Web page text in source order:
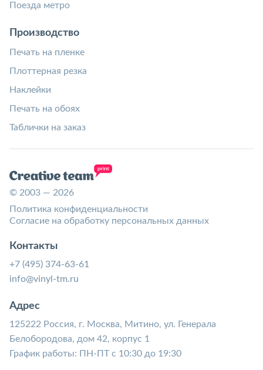
Поезда метро
Производство
Печать на пленке
Плоттерная резка
Наклейки
Печать на обоях
Таблички на заказ
© 2003 — 2026
Политика конфиденциальности
Согласие на обработку персональных данных
Контакты
+7 (495) 374-63-61
info@vinyl-tm.ru
Адрес
125222 Россия, г. Москва, Митино, ул. Генерала
Белобородова, дом 42, корпус 1
График работы: ПН-ПТ с 10:30 до 19:30